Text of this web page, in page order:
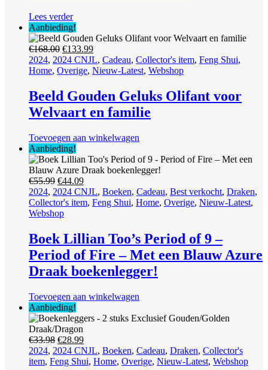
Lees verder
Aanbieding!
€168.00 Oorspronkelijke
prijs
was:
€133.99Huidige
prijs
is:
2024, 2024 CNJL, Cadeau, Collector's item, Feng Shui,
Home, Overige, Nieuw-Latest, Webshop
Beeld Gouden Geluks Olifant voor
Welvaart en familie
Toevoegen aan winkelwagen
Aanbieding!
€55.99 Oorspronkelijke
prijs
was:
€55.99.
€44.09Huidige
prijs
is:
2024, 2024 CNJL, Boeken, Cadeau, Best verkocht, Draken,
Collector's item, Feng Shui, Home, Overige, Nieuw-Latest,
Webshop
Boek Lillian Too’s Period of 9 –
Period of Fire – Met een Blauw Azure
Draak boekenlegger!
Toevoegen aan winkelwagen
Aanbieding!
€33.98 Oorspronkelijke
prijs
was:
€28.99Huidige
prijs
is:
2024, 2024 CNJL, Boeken, Cadeau, Draken, Collector's
item, Feng Shui, Home, Overige, Nieuw-Latest, Webshop